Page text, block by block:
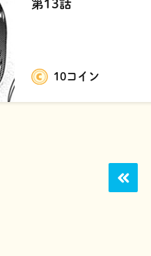
第13話
10コイン